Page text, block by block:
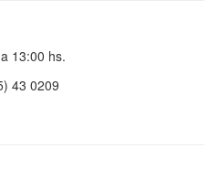
13:00 hs.
43 0209